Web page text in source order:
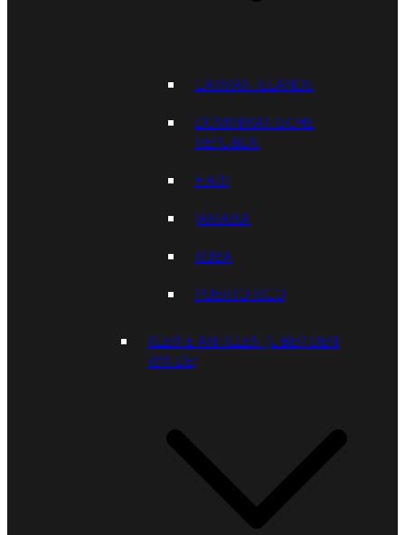
CAYMAN ISLANDS
DOMINIKANISCHE
REPUBLIK
HAITI
JAMAIKA
KUBA
PUERTO RICO
KLEINE ANTILLEN (ÜBER DEN
WINDE)